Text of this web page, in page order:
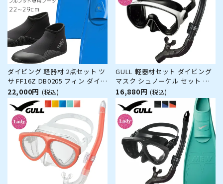
ダイビング 軽器材 2点セット ツ
サ FF16Z DB0205 フィン ダイビ
ングブーツ スキューバダイビン
グ シュノーケリング スキンダイ
ビング対応 ショートブレード 省
エネ設計 推進力 フルフットフィ
ン対応 軽量設計 薄底
22,000円 (税込)
GULL 軽器材セット ダイビング
マスク シュノーケル セット 軽
器材 2点セット ガル ABEAM ア
ビーム レイラドライ ダイビング
マスク スノーケル シュノーケリ
ングセット スキューバダイビン
グ 【abeam-leiladry】
16,880円 (税込)